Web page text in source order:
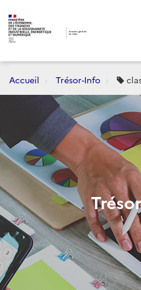
Accueil Trésor-Info